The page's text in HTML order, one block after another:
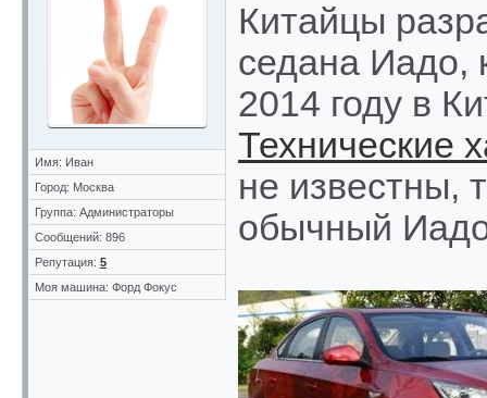
Имя: Иван
Город: Москва
Группа: Администраторы
Сообщений: 896
Репутация: 5
Моя машина: Форд Фокус
Китайцы
седана Иадо,
2014 году в
Технические
не известны,
обычный Иадо